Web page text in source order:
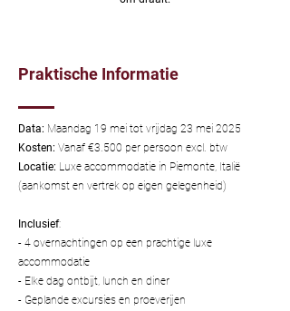
Praktische Informatie
Data: Maandag 19 mei tot vrijdag 23 mei 2025
Kosten: Vanaf €3.500 per persoon excl. btw
Locatie: Luxe accommodatie in Piemonte, Italië
(aankomst en vertrek op eigen gelegenheid)
Inclusief:
- 4 overnachtingen op een prachtige luxe
accommodatie
- Elke dag ontbijt, lunch en diner
- Geplande excursies en proeverijen